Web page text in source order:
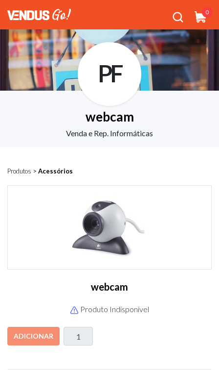
0
PF
webcam
Venda e Rep. Informáticas
Produtos > Acessórios
webcam
Produto Indisponível
ADICIONAR